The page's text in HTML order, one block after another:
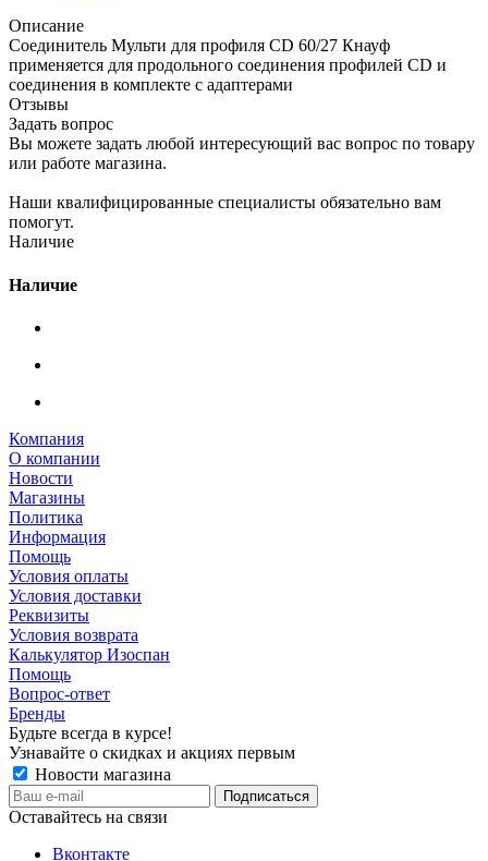
Описание
Соединитель Мульти для профиля CD 60/27 Кнауф
применяется для продольного соединения профилей CD и
соединения в комплекте с адаптерами
Отзывы
Задать вопрос
Вы можете задать любой интересующий вас вопрос по товару
или работе магазина.
Наши квалифицированные специалисты обязательно вам
помогут.
Наличие
Наличие
Компания
О компании
Новости
Магазины
Политика
Информация
Помощь
Условия оплаты
Условия доставки
Реквизиты
Условия возврата
Калькулятор Изоспан
Помощь
Вопрос-ответ
Бренды
Будьте всегда в курсе!
Узнавайте о скидках и акциях первым
Новости магазина
Оставайтесь на связи
Вконтакте